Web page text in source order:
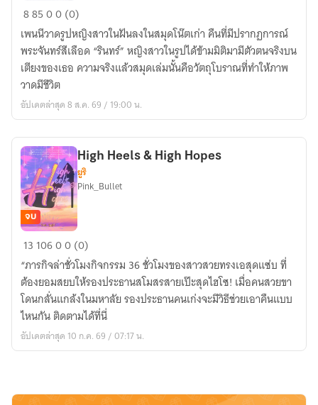
MY
DOODLE
GIRL
ลิขิต
รัก
ยัย
สมุด
88500 (0)
เพนนีวาดรูปหญิงสาวในฝันลงในสมุดโน๊ตเก่า คืนที่มีปรากฏการณ์
พระจันทร์สีเลือด “รินทร์” หญิงสาวในรูปได้ข้ามมิติมามีตัวตนจริงบน
เตียงของเธอ ความจริงแล้วสมุดเล่มนั้นคือวัตถุโบราณที่ทำให้ภาพ
วาดมีชีวิต
อัปเดตล่าสุด 8 ส.ค. 69 / 19:00 น.
High
Heels​
&
High
Hopes
จบ
High Heels​ & High Hopes
ยูริ
Pink_Bullet
13 10600 (0)
“ภารกิจล่าชั่วโมงกิจกรรม 36 ชั่วโมงของสาวสวยทรงเอสุดแซ่บ ที่
ต้องยอมสยบให้รองประธานสโมสรสายเป๊ะสุดไฮโซ! เมื่อคนสวยขา
โดนกลั่นแกล้งในมหาลัย รองประธานคนเก่งจะมีวิธีช่วยเอาคืนแบบ
ไหนกัน ติดตามได้ที่นี่
อัปเดตล่าสุด 10 ก.ค. 69 / 07:17 น.